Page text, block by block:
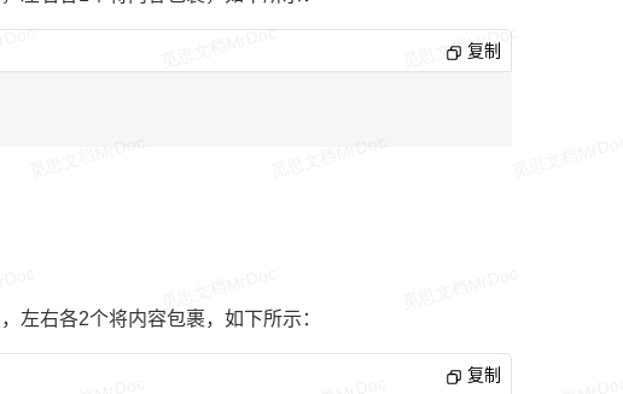
复制
，左右各2个将内容包裹，如下所示：
复制